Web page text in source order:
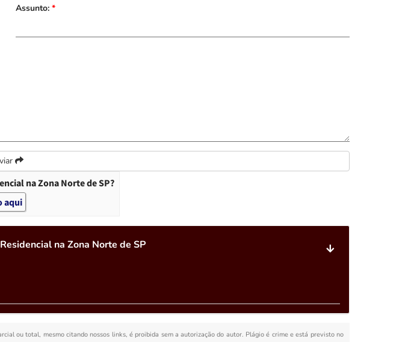
Assunto: *
na Zona Norte de SP?
aqui
na Zona Norte de SP
ou total, mesmo citando nossos links, é proibida sem a autorização do autor. Plágio é crime e está previsto no